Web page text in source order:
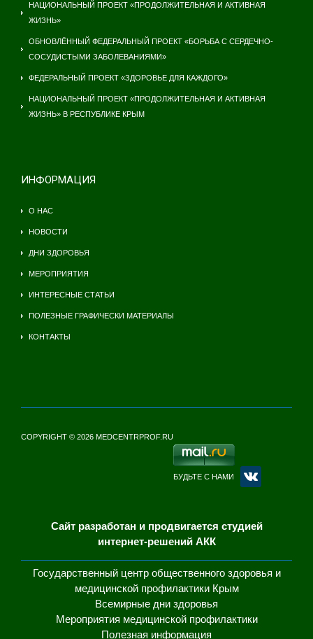
НАЦИОНАЛЬНЫЙ ПРОЕКТ «ПРОДОЛЖИТЕЛЬНАЯ И АКТИВНАЯ
ЖИЗНЬ»
ОБНОВЛЁННЫЙ ФЕДЕРАЛЬНЫЙ ПРОЕКТ «БОРЬБА С СЕРДЕЧНО-
СОСУДИСТЫМИ ЗАБОЛЕВАНИЯМИ»
ФЕДЕРАЛЬНЫЙ ПРОЕКТ «ЗДОРОВЬЕ ДЛЯ КАЖДОГО»
НАЦИОНАЛЬНЫЙ ПРОЕКТ «ПРОДОЛЖИТЕЛЬНАЯ И АКТИВНАЯ
ЖИЗНЬ» В РЕСПУБЛИКЕ КРЫМ
ИНФОРМАЦИЯ
О НАС
НОВОСТИ
ДНИ ЗДОРОВЬЯ
МЕРОПРИЯТИЯ
ИНТЕРЕСНЫЕ СТАТЬИ
ПОЛЕЗНЫЕ ГРАФИЧЕСКИ МАТЕРИАЛЫ
КОНТАКТЫ
COPYRIGHT © 2026 MEDCENTRPROF.RU
БУДЬТЕ С НАМИ
Сайт разработан и продвигается студией
интернет-решений АКК
Государственный центр общественного здоровья и
медицинской профилактики Крым
Всемирные дни здоровья
Мероприятия медицинской профилактики
Полезная информация